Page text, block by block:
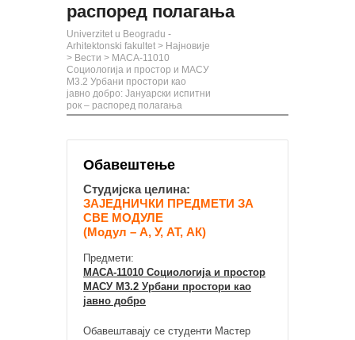
распоред полагања
Univerzitet u Beogradu -
Arhitektonski fakultet > Најновије
> Вести > МАСА-11010
Социологија и простор и МАСУ
М3.2 Урбани простори као
јавно добро: Јануарски испитни
рок – распоред полагања
Обавештење
Студијска целина:
ЗАЈЕДНИЧКИ ПРЕДМЕТИ ЗА
СВЕ МОДУЛЕ
(Модул – А, У, АТ, АК)
Предмети:
МАСА-11010 Социологија и простор
МАСУ М3.2 Урбани простори као
јавно добро
Обавештавају се студенти Мастер